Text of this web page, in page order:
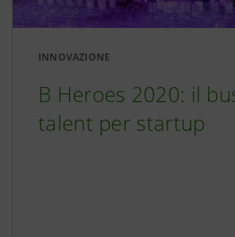
INNOVAZIONE
B Heroes 2020: il
talent per startup